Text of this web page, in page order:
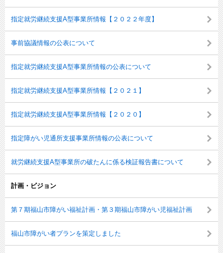
指定就労継続支援A型事業所情報【２０２２年度】
事前協議情報の公表について
指定就労継続支援A型事業所情報の公表について
指定就労継続支援A型事業所情報【２０２１】
指定就労継続支援A型事業所情報【２０２０】
指定障がい児通所支援事業所情報の公表について
就労継続支援A型事業所の破たんに係る検証報告書について
計画・ビジョン
第７期福山市障がい福祉計画・第３期福山市障がい児福祉計画
福山市障がい者プランを策定しました